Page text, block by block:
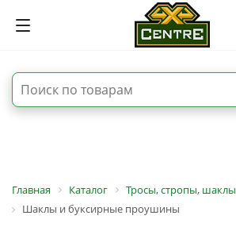
Главная Каталог
Тросы, стропы, шаклы
Шаклы и буксирные проушины